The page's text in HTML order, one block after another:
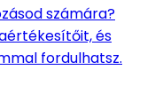
számára?
és
fordulhatsz.